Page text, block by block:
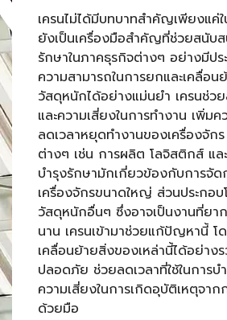
เครนไม่ได้มีบทบาทสำคัญเพียงแค่
ยังเป็นเครื่องมือสำคัญที่ช่วยสนับ
รักษาในภาคธุรกิจต่างๆ อย่างมีป
ความสามารถในการยกและเคลื่อ
วัสดุหนักได้อย่างแม่นยำ เครนช่ว
และความเสี่ยงในการทำงาน เพิ่ม
ลดเวลาหยุดทำงานของเครื่องจัก
ต่างๆ เช่น การผลิต โลจิสติกส์ แ
บำรุงรักษามักเกี่ยวข้องกับการจัด
เครื่องจักรขนาดใหญ่ ส่วนประกอบ
วัสดุหนักอื่นๆ ซึ่งอาจเป็นงานที่ยาก
นาน เครนเข้ามาช่วยแก้ปัญหานี้ โ
เคลื่อนย้ายสิ่งของเหล่านี้ได้อย่างร
ปลอดภัย ช่วยลดเวลาที่ใช้ในการบ
ความเสี่ยงในการเกิดอุบัติเหตุจา
ด้วยมือ